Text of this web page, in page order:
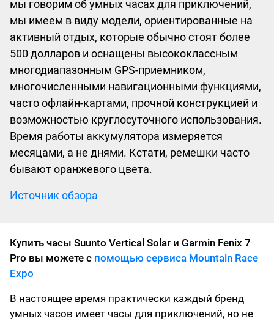
мы говорим об умных часах для приключений,
мы имеем в виду модели, ориентированные на
активный отдых, которые обычно стоят более
500 долларов и оснащены высококлассным
многодиапазонным GPS-приемником,
многочисленными навигационными функциями,
часто офлайн-картами, прочной конструкцией и
возможностью круглосуточного использования.
Время работы аккумулятора измеряется
месяцами, а не днями. Кстати, ремешки часто
бывают оранжевого цвета.
Источник обзора
Купить часы Suunto Vertical Solar и Garmin Fenix 7
Pro вы можете с помощью сервиса Mountain Race
Expo
В настоящее время практически каждый бренд
умных часов имеет часы для приключений, но не